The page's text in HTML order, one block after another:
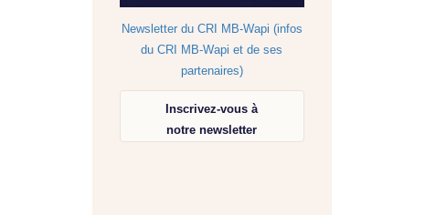
Newsletter du CRI MB-Wapi (infos
du CRI MB-Wapi et de ses
partenaires)
Inscrivez-vous à
notre newsletter